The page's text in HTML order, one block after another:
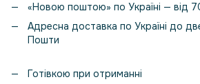
«Новою поштою» по Україні — від
Адресна доставка по Україні до
Пошти
Готівкою при отриманні